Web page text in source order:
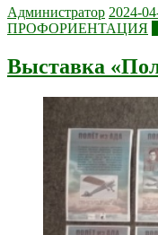
Администратор 2024-
ПРОФОРИЕНТАЦИЯ
Выставка